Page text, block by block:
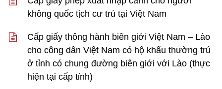
không quốc tịch cư trú tại Việt Nam
Cấp giấy thông hành biên giới Việt Nam – Lào
cho công dân Việt Nam có hộ khẩu thường trú
ở tỉnh có chung đường biên giới với Lào (thực
hiện tại cấp tỉnh)